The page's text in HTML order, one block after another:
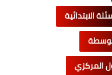
الابتدائية
المركزي